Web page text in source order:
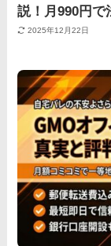
説！月990円で
2025年12月22日